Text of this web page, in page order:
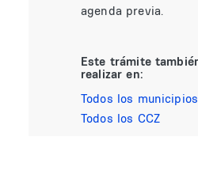
agenda previa.
Este trámite
realizar en:
Todos los municipios
Todos los CCZ